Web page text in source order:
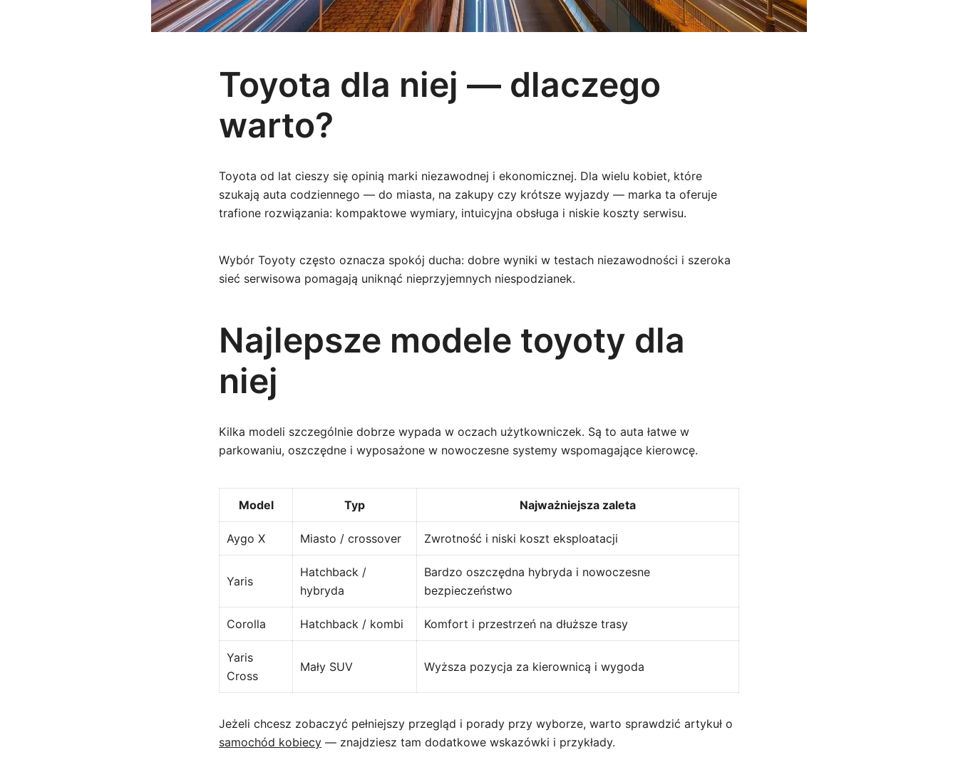
Toyota dla niej — dlaczego
warto?
Toyota od lat cieszy się opinią marki niezawodnej i ekonomicznej. Dla wielu kobiet, które
szukają auta codziennego — do miasta, na zakupy czy krótsze wyjazdy — marka ta oferuje
trafione rozwiązania: kompaktowe wymiary, intuicyjna obsługa i niskie koszty serwisu.
Wybór Toyoty często oznacza spokój ducha: dobre wyniki w testach niezawodności i szeroka
sieć serwisowa pomagają uniknąć nieprzyjemnych niespodzianek.
Najlepsze modele toyoty dla
niej
Kilka modeli szczególnie dobrze wypada w oczach użytkowniczek. Są to auta łatwe w
parkowaniu, oszczędne i wyposażone w nowoczesne systemy wspomagające kierowcę.
Model Typ Najważniejsza zaleta
Aygo X Miasto / crossover Zwrotność i niski koszt eksploatacji
Yaris
Hatchback /
hybryda
Bardzo oszczędna hybryda i nowoczesne
bezpieczeństwo
Corolla Hatchback / kombi Komfort i przestrzeń na dłuższe trasy
Yaris
Cross
Mały SUV Wyższa pozycja za kierownicą i wygoda
Jeżeli chcesz zobaczyć pełniejszy przegląd i porady przy wyborze, warto sprawdzić artykuł o
samochód kobiecy — znajdziesz tam dodatkowe wskazówki i przykłady.